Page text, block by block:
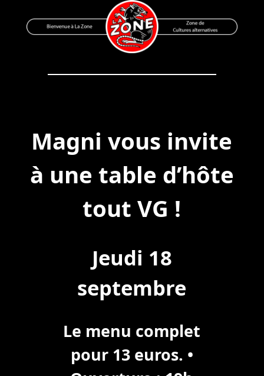
to
Bienvenue à La Zone
Zone de Cultures Alternatives
Magni vous invite
à une table d’hôte
tout VG !
Jeudi 18
septembre
Le menu complet
pour 13 euros. •